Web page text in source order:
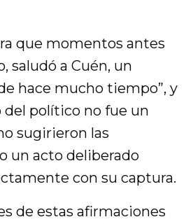
que momentos antes
saludó a Cuén, un
hace mucho tiempo”, y
del político no fue un
sugirieron las
un acto deliberado
con su captura.
de estas afirmaciones